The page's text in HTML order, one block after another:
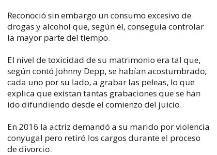
Reconoció sin embargo un consumo excesivo de
drogas y alcohol que, según él, conseguía controlar
la mayor parte del tiempo.
El nivel de toxicidad de su matrimonio era tal que,
según contó Johnny Depp, se habían acostumbrado,
cada uno por su lado, a grabar las peleas, lo que
explica que existan tantas grabaciones que se han
ido difundiendo desde el comienzo del juicio.
En 2016 la actriz demandó a su marido por violencia
conyugal pero retiró los cargos durante el proceso
de divorcio.